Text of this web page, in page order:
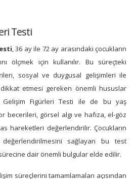
Testi
, 36 ay ile 72 ay arasındaki çocukların
ölçmek için kullanılır. Bu süreçteki
sosyal ve duygusal gelişimleri ile
etmesi gereken önemli hususlar
Gelişim Figürleri Testi ile de bu yaş
becerileri, görsel algı ve hafıza, el-göz
hareketleri değerlendirilir. Çocukların
değerlendirilmesini sağlayan bu test
dair önemli bulgular elde edilir.
süreçlerini tamamlamaları açısından